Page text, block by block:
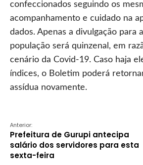
confeccionados seguindo os
acompanhamento e cuidado na
dados. Apenas a divulgação para
população será quinzenal, em
cenário da Covid-19. Caso haja
índices, o Boletim poderá
assídua novamente.
Anterior:
Prefeitura de Gurupi antecipa
salário dos servidores para esta
sexta-feira